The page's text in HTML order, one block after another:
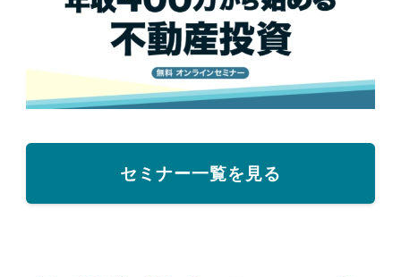
セミナー一覧を見る